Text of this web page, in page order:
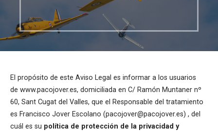
El propósito de este Aviso Legal es informar a los usuarios
de www.pacojover.es, domiciliada en C/ Ramón Muntaner nº
60, Sant Cugat del Valles, que el Responsable del tratamiento
es Francisco Jover Escolano (pacojover@pacojover.es) , del
cuál es su política de protección de la privacidad y